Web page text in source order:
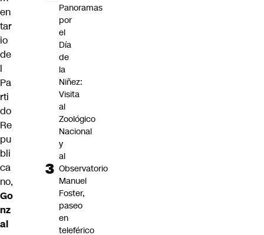
en
tar
io
de
l
Pa
rti
do
Re
pu
bli
ca
no,
Go
nz
al
Panoramas
por
el
Día
de
la
Niñez:
Visita
al
Zoológico
Nacional
y
al
Observatorio
Manuel
Foster,
paseo
en
teleférico